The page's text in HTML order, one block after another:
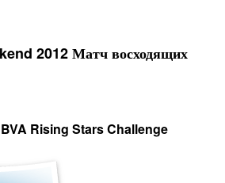
2012 Матч восходящих
Rising Stars Challenge